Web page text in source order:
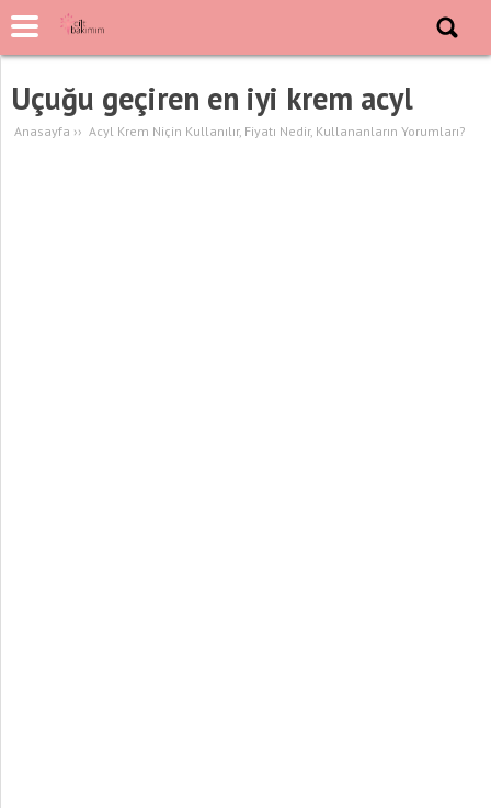
Uçuğu geçiren en iyi krem acyl
Anasayfa ›› Acyl Krem Niçin Kullanılır, Fiyatı Nedir, Kullananların Yorumları?